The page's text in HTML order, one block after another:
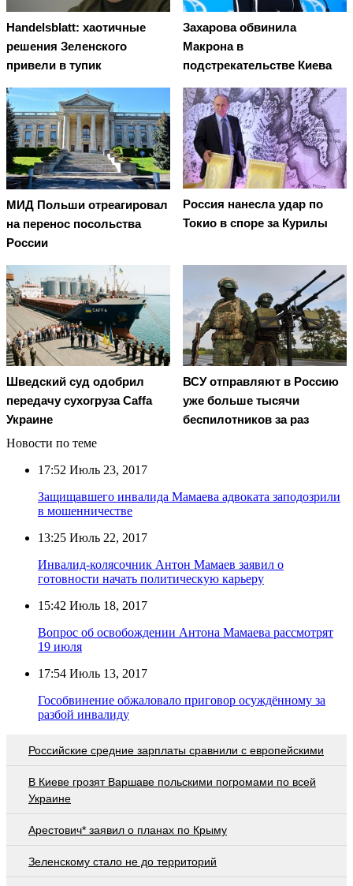
Handelsblatt: хаотичные
решения Зеленского
привели в тупик
Захарова обвинила
Макрона в
подстрекательстве Киева
МИД Польши отреагировал
на перенос посольства
России
Россия нанесла удар по
Токио в споре за Курилы
Шведский суд одобрил
передачу сухогруза Caffa
Украине
ВСУ отправляют в Россию
уже больше тысячи
беспилотников за раз
Новости по теме
17:52 Июль 23, 2017
Защищавшего инвалида Мамаева адвоката заподозрили
в мошенничестве
13:25 Июль 22, 2017
Инвалид-колясочник Антон Мамаев заявил о
готовности начать политическую карьеру
15:42 Июль 18, 2017
Вопрос об освобождении Антона Мамаева рассмотрят
19 июля
17:54 Июль 13, 2017
Гособвинение обжаловало приговор осуждённому за
разбой инвалиду
Российские средние зарплаты сравнили с европейскими
В Киеве грозят Варшаве польскими погромами по всей
Украине
Арестович* заявил о планах по Крыму
Зеленскому стало не до территорий